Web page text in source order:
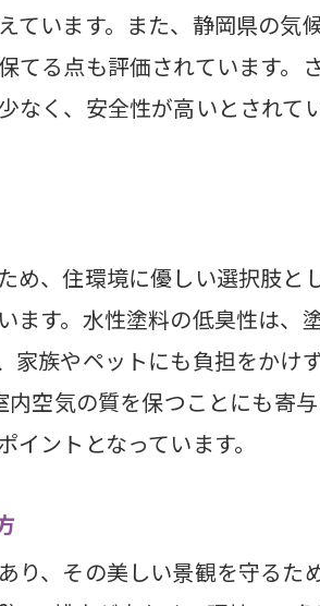
慮した水性塗料の選び方
性塗料の利点と健康への影響
然を守るための塗料選び
エコフレンドリーな施工例
ています。また、静岡県の
てる点も評価されています
なく、安全性が高いとされ
め、住環境に優しい選択肢と
ます。水性塗料の低臭性は
家族やペットにも負担をかけ
内空気の質を保つことにも寄
ントとなっています。
り、その美しい景観を守る